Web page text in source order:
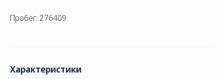
Пробег: 276409
Характеристики